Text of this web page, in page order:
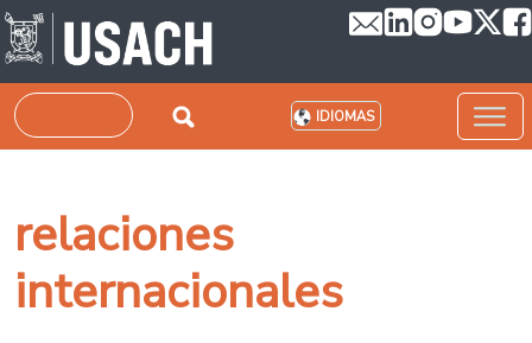
Pasar al contenido principal
Buscar IDIOMAS
relaciones
internacionales